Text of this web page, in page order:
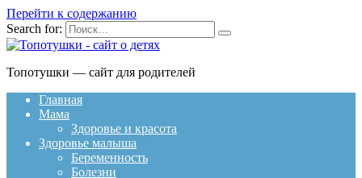
Перейти к содержанию
Search for:
Топотушки — сайт для родителей
Главная
Мама
Здоровье и красота
Здоровье малыша
Беременность
Болезни